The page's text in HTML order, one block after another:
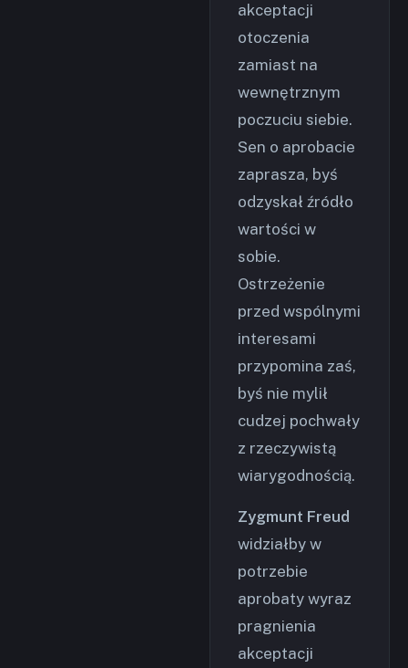
akceptacji
otoczenia
zamiast na
wewnętrznym
poczuciu siebie.
Sen o aprobacie
zaprasza, byś
odzyskał źródło
wartości w
sobie.
Ostrzeżenie
przed wspólnymi
interesami
przypomina zaś,
byś nie mylił
cudzej pochwały
z rzeczywistą
wiarygodnością.
Zygmunt Freud
widziałby w
potrzebie
aprobaty wyraz
pragnienia
akceptacji